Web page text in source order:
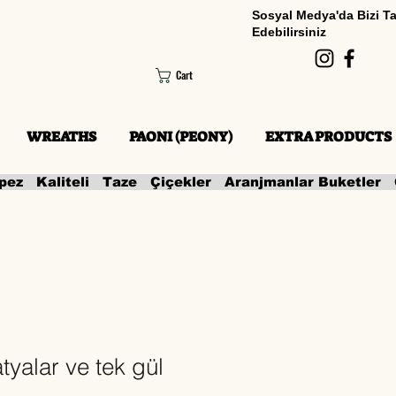
Cart
Sosyal Medya'da Bizi
Edebilirsiniz
WREATHS PAONI (PEONY) EXTRA PRODUCTS
ve tek gül